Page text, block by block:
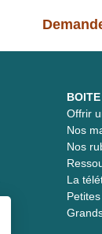
Offrir
Nos
Nos
La